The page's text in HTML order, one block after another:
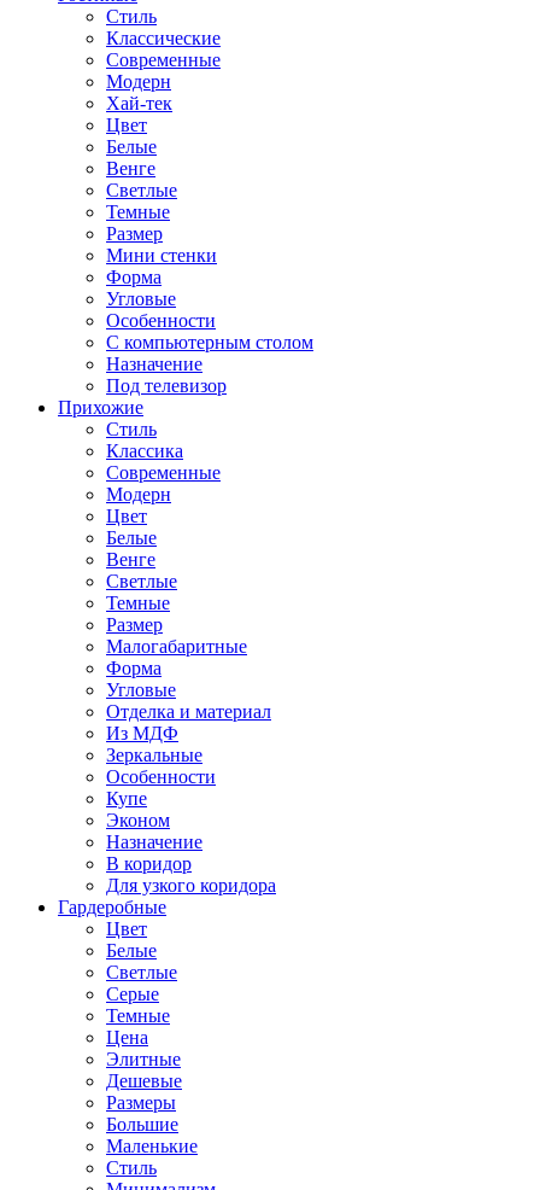
Стиль
Классические
Современные
Модерн
Хай-тек
Цвет
Белые
Венге
Светлые
Темные
Размер
Мини стенки
Форма
Угловые
Особенности
С компьютерным столом
Назначение
Под телевизор
Прихожие
Стиль
Классика
Современные
Модерн
Цвет
Белые
Венге
Светлые
Темные
Размер
Малогабаритные
Форма
Угловые
Отделка и материал
Из МДФ
Зеркальные
Особенности
Купе
Эконом
Назначение
В коридор
Для узкого коридора
Гардеробные
Цвет
Белые
Светлые
Серые
Темные
Цена
Элитные
Дешевые
Размеры
Большие
Маленькие
Стиль